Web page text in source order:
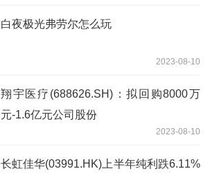
白夜极光弗劳尔怎么玩
2023-08-10
翔宇医疗(688626.SH)：拟回购8000万
元-1.6亿元公司股份
2023-08-10
长虹佳华(03991.HK)上半年纯利跌6.11%